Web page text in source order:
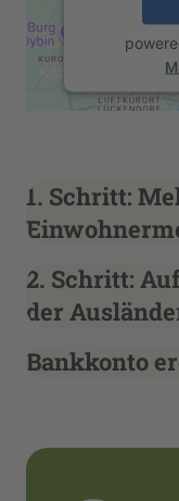
1. Schritt:
2. Schritt:
der
Bankkonto